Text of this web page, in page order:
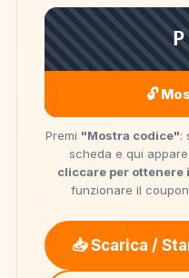
🔓
Premi "Mostra codice":
scheda e qui
cliccare per ottenere
funzionare il
📥 Scarica /